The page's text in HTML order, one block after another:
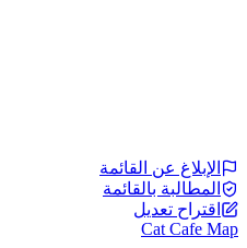
الإبلاغ عن القائمة
المطالبة بالقائمة
اقتراح تعديل
Cat Cafe Map